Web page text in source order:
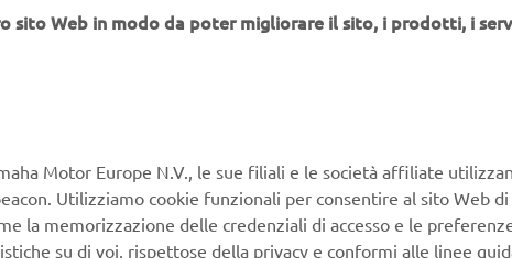
ergonomics, economical EURO5 engine and compact 3-
Web in modo da poter migliorare il sito, i prodotti, i
Motor Europe N.V., le sue filiali e le società affiliate
Utilizziamo cookie funzionali per consentire al sito Web
la memorizzazione delle credenziali di accesso e le
su di voi, rispettose della privacy e conformi alle linee